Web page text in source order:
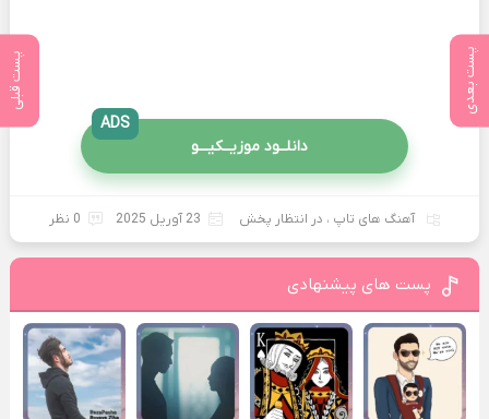
پست بعدی پست قبلی
دانلــود موزیــکیـــو
ADS
آهنگ های تاپ ، در انتظار پخش 23 آوریل 2025 0 نظر
پست های پیشنهادی